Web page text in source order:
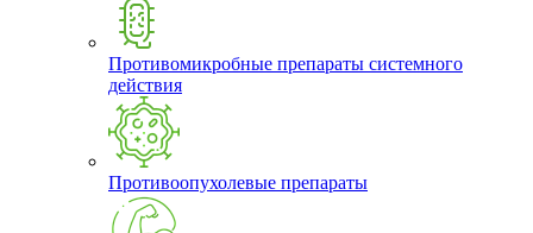
Противомикробные препараты системного
действия
Противоопухолевые препараты